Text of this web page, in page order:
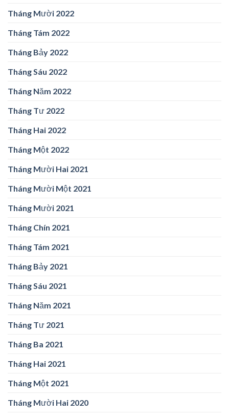
Tháng Mười 2022
Tháng Tám 2022
Tháng Bảy 2022
Tháng Sáu 2022
Tháng Năm 2022
Tháng Tư 2022
Tháng Hai 2022
Tháng Một 2022
Tháng Mười Hai 2021
Tháng Mười Một 2021
Tháng Mười 2021
Tháng Chín 2021
Tháng Tám 2021
Tháng Bảy 2021
Tháng Sáu 2021
Tháng Năm 2021
Tháng Tư 2021
Tháng Ba 2021
Tháng Hai 2021
Tháng Một 2021
Tháng Mười Hai 2020